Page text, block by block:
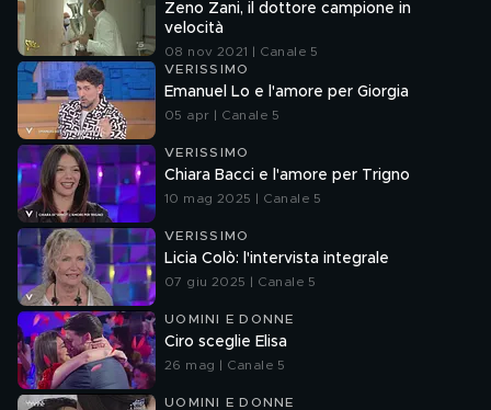
Zeno Zani, il dottore campione in
velocità
08 nov 2021 | Canale 5
VERISSIMO
Emanuel Lo e l'amore per Giorgia
05 apr | Canale 5
VERISSIMO
Chiara Bacci e l'amore per Trigno
10 mag 2025 | Canale 5
VERISSIMO
Licia Colò: l'intervista integrale
07 giu 2025 | Canale 5
UOMINI E DONNE
Ciro sceglie Elisa
26 mag | Canale 5
UOMINI E DONNE